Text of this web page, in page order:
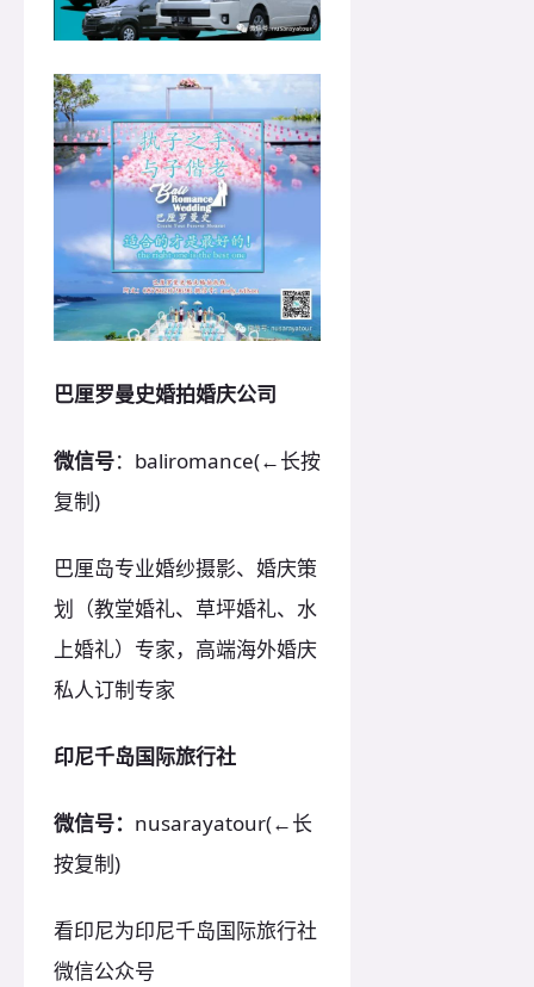
巴厘罗曼史婚拍婚庆公司
微信号：baliromance(←长按
复制)
巴厘岛专业婚纱摄影、婚庆策
划（教堂婚礼、草坪婚礼、水
上婚礼）专家，高端海外婚庆
私人订制专家
印尼千岛国际旅行社
微信号： nusarayatour(←长
按复制)
看印尼为印尼千岛国际旅行社
微信公众号